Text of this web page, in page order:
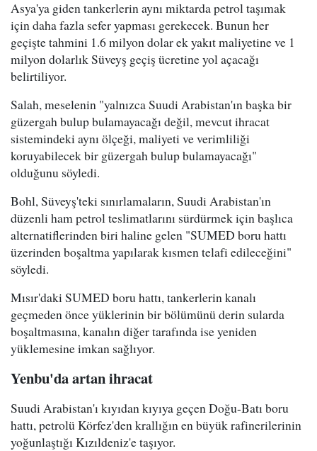
Asya'ya giden tankerlerin aynı miktarda petrol taşımak
için daha fazla sefer yapması gerekecek. Bunun her
geçişte tahmini 1.6 milyon dolar ek yakıt maliyetine ve 1
milyon dolarlık Süveyş geçiş ücretine yol açacağı
belirtiliyor.
Salah, meselenin "yalnızca Suudi Arabistan'ın başka bir
güzergah bulup bulamayacağı değil, mevcut ihracat
sistemindeki aynı ölçeği, maliyeti ve verimliliği
koruyabilecek bir güzergah bulup bulamayacağı"
olduğunu söyledi.
Bohl, Süveyş'teki sınırlamaların, Suudi Arabistan'ın
düzenli ham petrol teslimatlarını sürdürmek için başlıca
alternatiflerinden biri haline gelen "SUMED boru hattı
üzerinden boşaltma yapılarak kısmen telafi edileceğini"
söyledi.
Mısır'daki SUMED boru hattı, tankerlerin kanalı
geçmeden önce yüklerinin bir bölümünü derin sularda
boşaltmasına, kanalın diğer tarafında ise yeniden
yüklemesine imkan sağlıyor.
Yenbu'da artan ihracat
Suudi Arabistan'ı kıyıdan kıyıya geçen Doğu-Batı boru
hattı, petrolü Körfez'den krallığın en büyük rafinerilerinin
yoğunlaştığı Kızıldeniz'e taşıyor.